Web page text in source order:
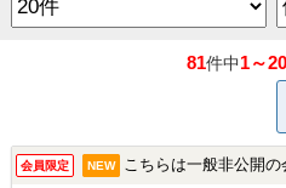
81件中1～
会員限定 NEW こちらは一般非公開の